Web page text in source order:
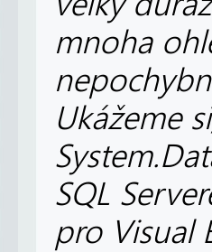
mnoha
Ukážeme
SQL
pro Visual